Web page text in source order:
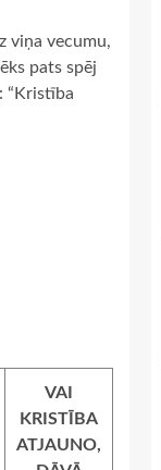
viņa vecumu,
pats spēj
“Kristība
VAI
KRISTĪBA
ATJAUNO,